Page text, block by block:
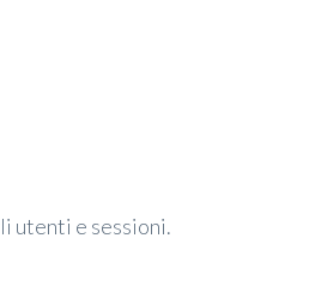
utenti e sessioni.